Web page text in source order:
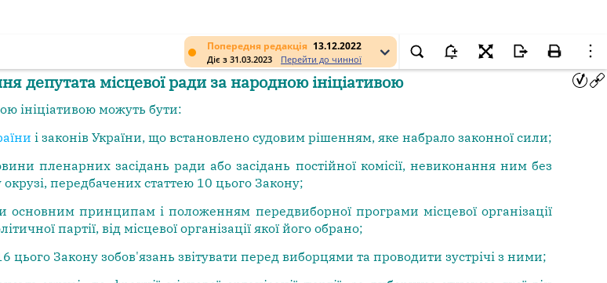
Попередня редакція 13.12.2022
Діє з 31.03.2023 Перейти до чинної